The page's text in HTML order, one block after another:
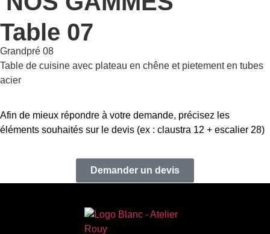
Table 07
Grandpré 08
Table de cuisine avec plateau en chêne et pietement en tubes
acier
Afin de mieux répondre à votre demande, précisez les
éléments souhaités sur le devis (ex : claustra 12 + escalier 28)
Demander un devis